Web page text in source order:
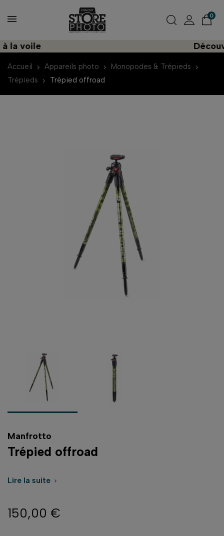
0
voile
Accueil Appareils photo
Monopodes & Trépieds
Trépieds
Trépied offroad
Manfrotto
Trépied offroad
Lire la suite 
150,00 €